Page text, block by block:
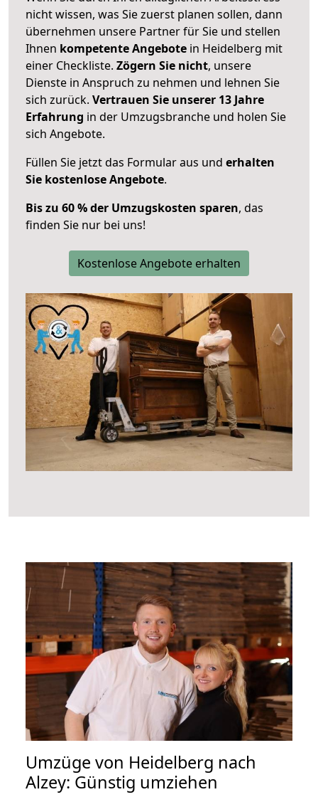
nicht wissen, was Sie zuerst planen sollen, dann
übernehmen unsere Partner für Sie und stellen
Ihnen kompetente Angebote in Heidelberg mit
einer Checkliste. Zögern Sie nicht, unsere
Dienste in Anspruch zu nehmen und lehnen Sie
sich zurück. Vertrauen Sie unserer 13 Jahre
Erfahrung in der Umzugsbranche und holen Sie
sich Angebote.
Füllen Sie jetzt das Formular aus und erhalten
Sie kostenlose Angebote.
Bis zu 60 % der Umzugskosten sparen, das
finden Sie nur bei uns!
Kostenlose Angebote erhalten
Umzüge von Heidelberg nach
Alzey: Günstig umziehen